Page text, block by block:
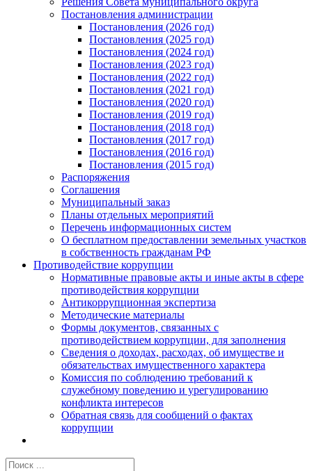
Постановления администрации
Постановления (2026 год)
Постановления (2025 год)
Постановления (2024 год)
Постановления (2023 год)
Постановления (2022 год)
Постановления (2021 год)
Постановления (2020 год)
Постановления (2019 год)
Постановления (2018 год)
Постановления (2017 год)
Постановления (2016 год)
Постановления (2015 год)
Распоряжения
Соглашения
Муниципальный заказ
Планы отдельных мероприятий
Перечень информационных систем
О бесплатном предоставлении земельных участков
в собственность гражданам РФ
Противодействие коррупции
Нормативные правовые акты и иные акты в сфере
противодействия коррупции
Антикоррупционная экспертиза
Методические материалы
Формы документов, связанных с
противодействием коррупции, для заполнения
Сведения о доходах, расходах, об имуществе и
обязательствах имущественного характера
Комиссия по соблюдению требований к
служебному поведению и урегулированию
конфликта интересов
Обратная связь для сообщений о фактах
коррупции
Результат